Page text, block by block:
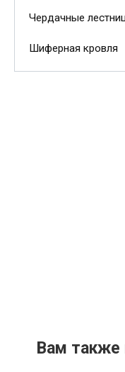
Чердачные
Шиферная кровля
Вам также